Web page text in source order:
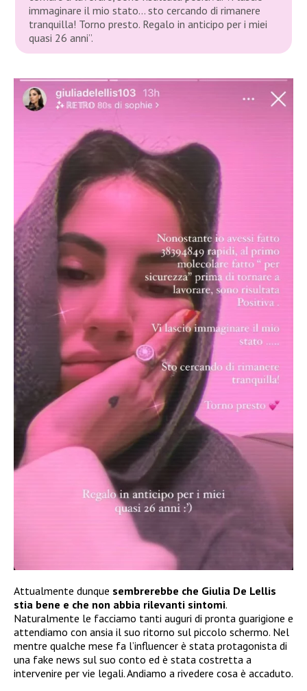
immaginare il mio stato… sto cercando di rimanere
tranquilla! Torno presto. Regalo in anticipo per i miei
quasi 26 anni”.
Attualmente dunque sembrerebbe che Giulia De Lellis
stia bene e che non abbia rilevanti sintomi.
Naturalmente le facciamo tanti auguri di pronta guarigione e
attendiamo con ansia il suo ritorno sul piccolo schermo. Nel
mentre qualche mese fa l’influencer è stata protagonista di
una fake news sul suo conto ed è stata costretta a
intervenire per vie legali. Andiamo a rivedere cosa è accaduto.